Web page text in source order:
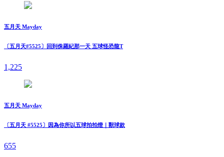
五月天 Mayday
〔五月天#5525〕回到侏羅紀那一天 五球怪恐龍T
1,225
五月天 Mayday
〔五月天 #5525〕因為你所以五球拍拍燈｜獸球款
655